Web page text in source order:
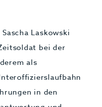
Laskowski
bei der
als
in den